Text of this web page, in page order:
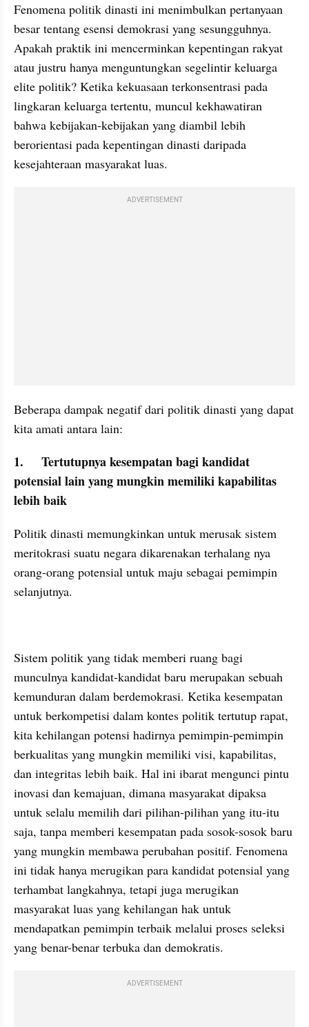
Fenomena politik dinasti ini menimbulkan pertanyaan
besar tentang esensi demokrasi yang sesungguhnya.
Apakah praktik ini mencerminkan kepentingan rakyat
atau justru hanya menguntungkan segelintir keluarga
elite politik? Ketika kekuasaan terkonsentrasi pada
lingkaran keluarga tertentu, muncul kekhawatiran
bahwa kebijakan-kebijakan yang diambil lebih
berorientasi pada kepentingan dinasti daripada
kesejahteraan masyarakat luas.
ADVERTISEMENT
Beberapa dampak negatif dari politik dinasti yang dapat
kita amati antara lain:
1.	Tertutupnya kesempatan bagi kandidat
potensial lain yang mungkin memiliki kapabilitas
lebih baik
Politik dinasti memungkinkan untuk merusak sistem
meritokrasi suatu negara dikarenakan terhalang nya
orang-orang potensial untuk maju sebagai pemimpin
selanjutnya.
Sistem politik yang tidak memberi ruang bagi
munculnya kandidat-kandidat baru merupakan sebuah
kemunduran dalam berdemokrasi. Ketika kesempatan
untuk berkompetisi dalam kontes politik tertutup rapat,
kita kehilangan potensi hadirnya pemimpin-pemimpin
berkualitas yang mungkin memiliki visi, kapabilitas,
dan integritas lebih baik. Hal ini ibarat mengunci pintu
inovasi dan kemajuan, dimana masyarakat dipaksa
untuk selalu memilih dari pilihan-pilihan yang itu-itu
saja, tanpa memberi kesempatan pada sosok-sosok baru
yang mungkin membawa perubahan positif. Fenomena
ini tidak hanya merugikan para kandidat potensial yang
terhambat langkahnya, tetapi juga merugikan
masyarakat luas yang kehilangan hak untuk
mendapatkan pemimpin terbaik melalui proses seleksi
yang benar-benar terbuka dan demokratis.
ADVERTISEMENT